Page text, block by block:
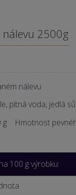
nálevu 2500g
nálevu
pitná voda, jedlá sůl
g Hmotnost
100 g výrobku: